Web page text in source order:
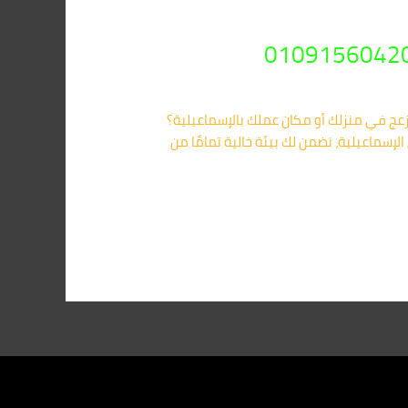
في منزلك أو مكان عملك بالإسماعيلية؟
نضمن لك بيئة خالية تمامًا من